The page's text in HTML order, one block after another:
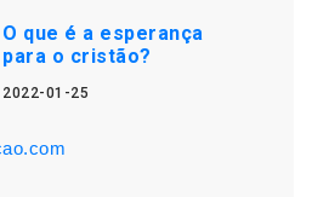
O que é a esperança
para o cristão?
2022-01-25